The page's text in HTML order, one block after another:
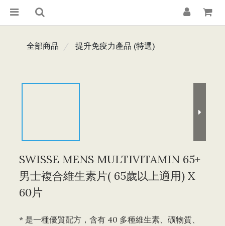
全部商品 提升免疫力產品 (特選)
SWISSE MENS MULTIVITAMIN 65+
男士複合維生素片( 65歲以上適用) X
60片
* 是一種優質配方，含有 40 多種維生素、礦物質、